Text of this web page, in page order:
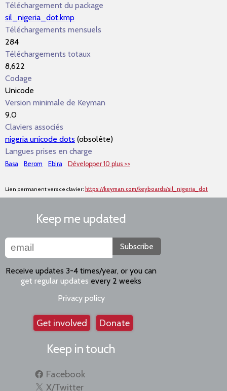
Téléchargement du package
sil_nigeria_dot.kmp
Téléchargements mensuels
284
Téléchargements totaux
8,622
Codage
Unicode
Version minimale de Keyman
9.0
Claviers associés
nigeria unicode dots (obsolète)
Langues prises en charge
Basa Berom Ebira Développer 10 plus >>
Lien permanent vers ce clavier: https://keyman.com/keyboards/sil_nigeria_dot
Keep me updated
Subscribe
Receive updates 3-4 times/year, or you can
get regular updates every 2 weeks
Privacy policy
Get involved Donate
Keep in touch
Facebook
X/Twitter